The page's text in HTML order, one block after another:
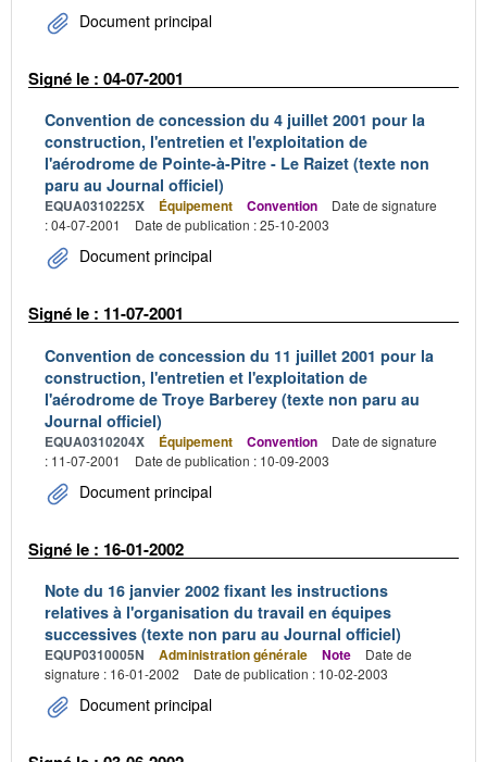
Document principal
Signé le : 04-07-2001
Convention de concession du 4 juillet 2001 pour la
construction, l'entretien et l'exploitation de
l'aérodrome de Pointe-à-Pitre - Le Raizet (texte non
paru au Journal officiel)
EQUA0310225X Équipement Convention
Date de signature
: 04-07-2001
Date de publication : 25-10-2003
Document principal
Signé le : 11-07-2001
Convention de concession du 11 juillet 2001 pour la
construction, l'entretien et l'exploitation de
l'aérodrome de Troye Barberey (texte non paru au
Journal officiel)
EQUA0310204X Équipement Convention
Date de signature
: 11-07-2001
Date de publication : 10-09-2003
Document principal
Signé le : 16-01-2002
Note du 16 janvier 2002 fixant les instructions
relatives à l'organisation du travail en équipes
successives (texte non paru au Journal officiel)
EQUP0310005N Administration générale Note
Date de
signature : 16-01-2002
Date de publication : 10-02-2003
Document principal